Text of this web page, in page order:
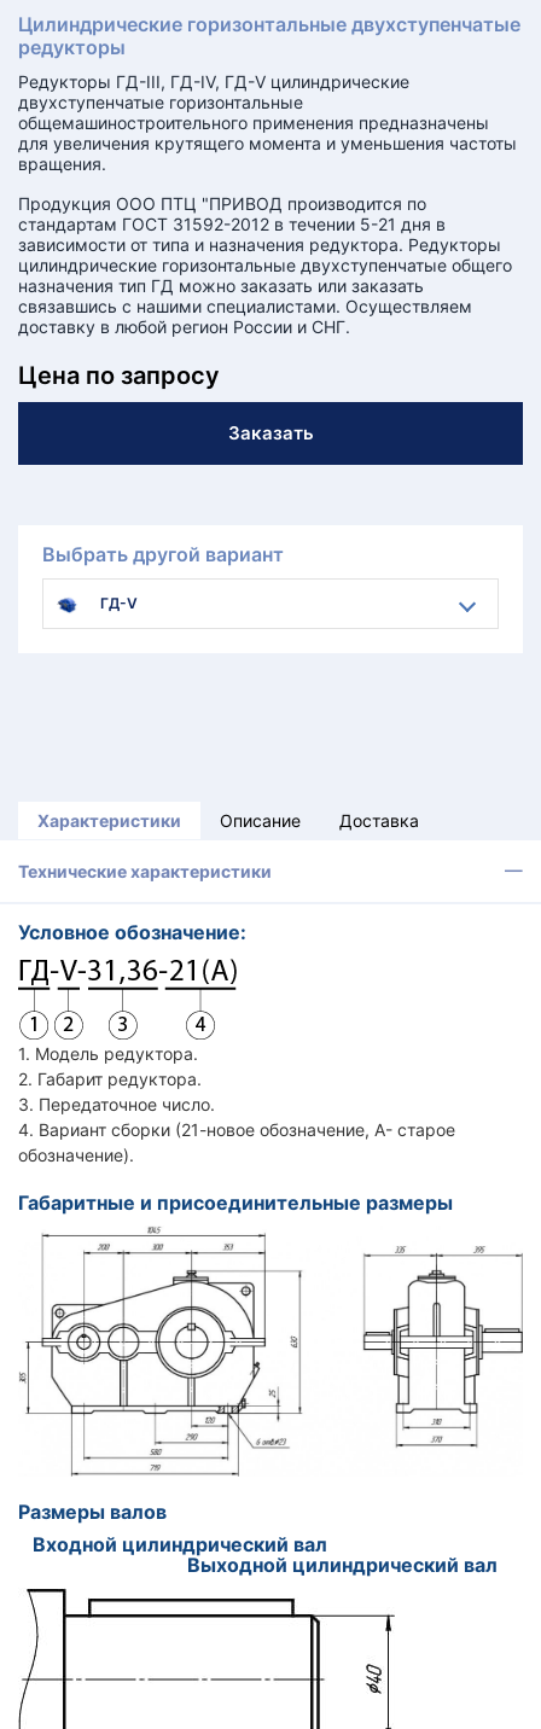
Цилиндрические горизонтальные двухступенчатые
редукторы
Редукторы ГД-III, ГД-IV, ГД-V цилиндрические
двухступенчатые горизонтальные
общемашиностроительного применения предназначены
для увеличения крутящего момента и уменьшения частоты
вращения.
Продукция ООО ПТЦ "ПРИВОД производится по
стандартам ГОСТ 31592-2012 в течении 5-21 дня в
зависимости от типа и назначения редуктора. Редукторы
цилиндрические горизонтальные двухступенчатые общего
назначения тип ГД можно заказать или заказать
связавшись с нашими специалистами. Осуществляем
доставку в любой регион России и СНГ.
Цена по запросу
Заказать
Выбрать другой вариант
ГД-V
Характеристики Описание Доставка
Технические характеристики
Условное обозначение:
1. Модель редуктора.
2. Габарит редуктора.
3. Передаточное число.
4. Вариант сборки (21-новое обозначение, А- старое
обозначение).
Габаритные и присоединительные размеры
Размеры валов
Входной цилиндрический вал
Выходной цилиндрический вал